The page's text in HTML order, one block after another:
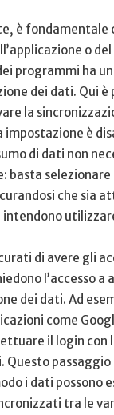
è fondamentale
o
programmi ‍ha
​dei dati. Qui è
la⁤
impostazione è
di dati non⁣
⁣basta​ selezionare
che sia⁣
intendono
di avere gli
l’accesso a
dei dati. Ad
come
il login con​
passaggio
i dati possono
tra ⁤le